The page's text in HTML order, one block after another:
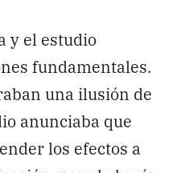
y el estudio
fundamentales.
una ilusión de
anunciaba que
los efectos a